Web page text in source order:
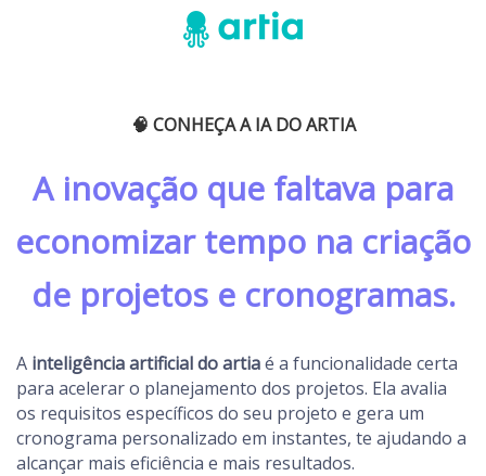
🧠 CONHEÇA A IA DO ARTIA
A inovação que faltava para
economizar tempo na criação
de projetos e cronogramas.
A inteligência artificial do artiaé a funcionalidade certa
para acelerar o planejamento dos projetos. Ela avalia
os requisitos específicos do seu projeto e gera um
cronograma personalizado em instantes, te ajudando a
alcançar mais eficiência e mais resultados.